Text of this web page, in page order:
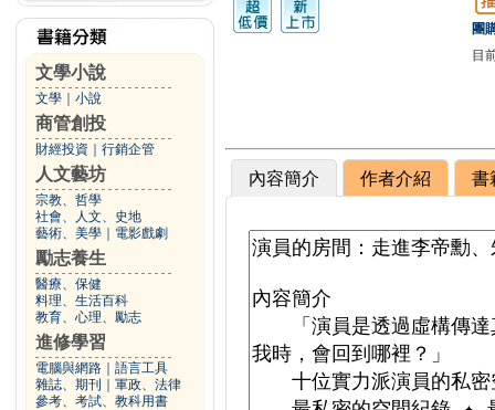
文學小說
文學 小說
商管創投
財經投資 行銷企管
人文藝坊
宗教、哲學
社會、人文、史地
藝術、美學
電影戲劇
勵志養生
醫療、保健
料理、生活百科
教育、心理、勵志
進修學習
電腦與網路
語言工具
雜誌、期刊
軍政、法律
參考、考試、教科用書
團
目
內容簡介 作者介紹 書